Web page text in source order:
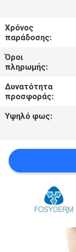
ΥΠΟΘΈΣΕΙΣ
ΖΗΤΉΣΤΕ
ΜΙΑ
ΠΡΟΣΦΟΡΆ
ONLINE
SITEMAP
Χρόνος
παράδοσης:
Όροι
πληρωμής:
Δυνατότητα
προσφοράς:
Υψηλό φως: